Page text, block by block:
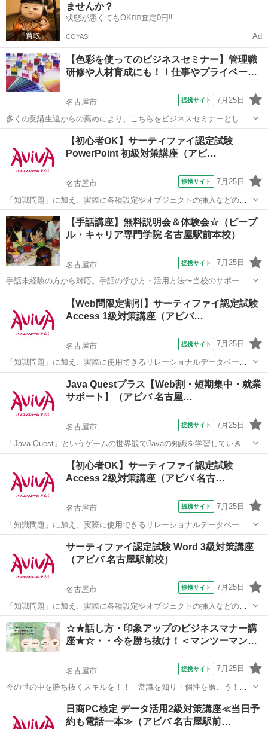
ませんか？
状態が悪くてもOK🙆‍♀️査定0円‼️
COYASH Ad
【色彩を使ってのビジネスセミナー】管理職
研修や人材育成にも！！仕事やプライベー…
名古屋市 提携サイト 7月25日
多くの受講生達からの薦めにより、こちらをビジネスセミナーとして
開催することに致しました。 色彩を学びに来られる生徒様は、いろん
な職種の方が来られます。 ビジネスセミナー企画会社勤務の方や起業
経営者、人事担当者、学校関係勤務...
名古屋市 その他
【初心者OK】サーティファイ認定試験
PowerPoint 初級対策講座（アビ…
名古屋市 提携サイト 7月25日
「知識問題」に加え、実際に各種設定やオブジェクトの挿入などの機
能を駆使したプレゼンテーションを作成する「実技問題」を解くこと
で、実践的な能力を証明できる資格制度の、初級対策講座です。 アビ
バのパソコン講座は全て、受講内容・...
愛知 名古屋市 その他
【手話講座】無料説明会＆体験会☆（ピープ
ル・キャリア専門学院 名古屋駅前本校）
名古屋市 提携サイト 7月25日
手話未経験の方から対応。手話の学び方・活用方法〜当校のサポート
システムまで紹介。授業見学やミニ手話体験も可能。
名古屋市 手話
【Web問限定割引】サーティファイ認定試験
Access 1級対策講座（アビバ…
名古屋市 提携サイト 7月25日
「知識問題」に加え、実際に使用できるリレーショナルデータベース
を作成する「実技問題」を解くことで、実践的な能力を証明できる資
格制度の、1級対策講座です。Java Questプラス【Web割・短期集中・就業
サポート】（アビバ 名古屋…
名古屋市 提携サイト 7月25日
「Java Quest」というゲームの世界観でJavaの知識を学習していきま
す。難しい専門用語も身近な言葉に置き換えて解説するから初学者で
の進め方などが自由に...
名古屋市 その他
【初心者OK】サーティファイ認定試験
Access 2級対策講座（アビバ 名古…
名古屋市 提携サイト 7月25日
「知識問題」に加え、実際に使用できるリレーショナルデータベース
を作成する「実技問題」を解くことで、実践的な能力を証明できる資
格制度の、2級対策講座です。
名古屋市
サーティファイ認定試験 Word 3級対策講座
（アビバ 名古屋駅前校）
名古屋市 提携サイト 7月25日
「知識問題」に加え、実際に各種設定やオブジェクトの挿入などの機
能を駆使した文書を作成する「実技問題」を解くことで、実践的な能
力を証明できる資格制度の、3級対策講座です。
愛知 名古屋市 その他
☆★話し方・印象アップのビジネスマナー講
座★☆・・今を勝ち抜け！＜マンツーマン…
名古屋市 提携サイト 7月25日
今の世の中を勝ち抜くスキルを！！ 常識を知り・個性を磨こう！！
１）自己PRや自社PRなどの話し方（スマートでわかりやすい話し方
を伝授） ２）印象のいい話し方（話し方で損をしていませんか？！）
３）相手の心を掴み、心を動か...
名古屋市 話し方
日商PC検定 データ活用2級対策講座≪当日予
約も電話一本≫（アビバ 名古屋駅前…